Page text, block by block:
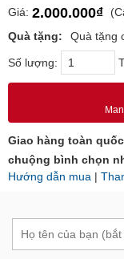
Giá: 2.000.000₫
Quà tặng:
Quà tặng
Số lượng:
Giao hàng toàn
chuộng bình chọn
Hướng dẫn mua |